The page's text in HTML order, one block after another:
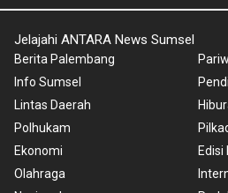
Jelajahi ANTARA News Sumsel
Berita Palembang
Info Sumsel
Lintas Daerah
Polhukam
Ekonomi
Olahraga
Edisi